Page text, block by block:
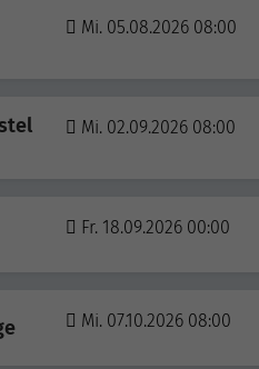
Mi. 05.08.2026 08:00
Mi. 02.09.2026 08:00
Fr. 18.09.2026 00:00
Mi. 07.10.2026 08:00